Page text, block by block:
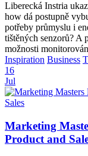
Liberecká Instria
how dá postupně
potřeby průmyslu i
tištěných senzorů? A
možnosti
Inspiration Business
16
Jul
Marketing
Product and